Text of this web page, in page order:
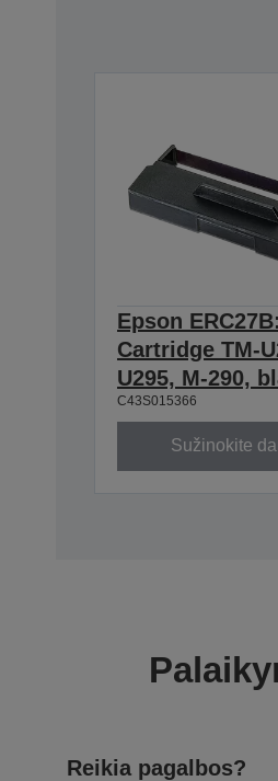
Epson
Cartridge TM-
U295, M-290,
C43S015366
Sužinokite
Reikia pagalbos?